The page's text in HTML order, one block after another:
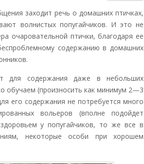
заходит речь о домашних птичках,
волнистых попугайчиков. И это не
очаровательной птички, благодаря ее
содержанию в домашних
для содержания даже в небольших
обучаем (произносить как минимум 2—3
его содержания не потребуется много
вольеров (вполне подойдет
у попугайчиков, то же все в
некоторые особи при хорошем